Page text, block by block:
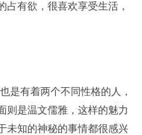
占有欲，很喜欢享受生活，
是有着两个不同性格的人，
则是温文儒雅，这样的魅力
未知的神秘的事情都很感兴